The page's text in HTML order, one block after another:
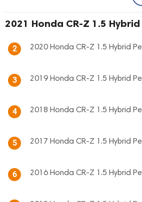
2021 Honda CR-Z 1.5 Hybrid
2 2020 Honda CR-Z 1.5 Hybrid
3 2019 Honda CR-Z 1.5 Hybrid
4 2018 Honda CR-Z 1.5 Hybrid
5 2017 Honda CR-Z 1.5 Hybrid
6 2016 Honda CR-Z 1.5 Hybrid